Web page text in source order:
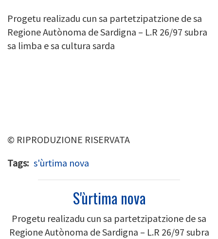
Progetu realizadu cun sa partetzipatzione de sa
Regione Autònoma de Sardigna – L.R 26/97 subra
sa limba e sa cultura sarda
© RIPRODUZIONE RISERVATA
Tags s'ùrtima nova
S'ùrtima nova
Progetu realizadu cun sa partetzipatzione de sa
Regione Autònoma de Sardigna – L.R 26/97 subra